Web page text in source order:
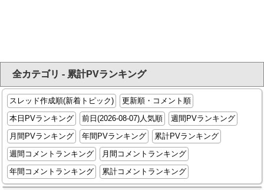
全カテゴリ - 累計PVランキング
スレッド作成順(新着トピック)
更新順・コメント順
本日PVランキング
前日(2026-08-07)人気順
週間PVランキング
月間PVランキング
年間PVランキング
累計PVランキング
週間コメントランキング
月間コメントランキング
年間コメントランキング
累計コメントランキング